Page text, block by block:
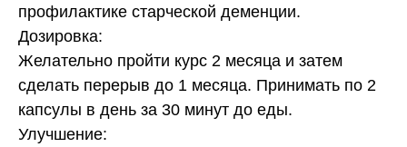
профилактике старческой деменции.
Дозировка:
Желательно пройти курс 2 месяца и затем
сделать перерыв до 1 месяца. Принимать по 2
капсулы в день за 30 минут до еды.
Улучшение: